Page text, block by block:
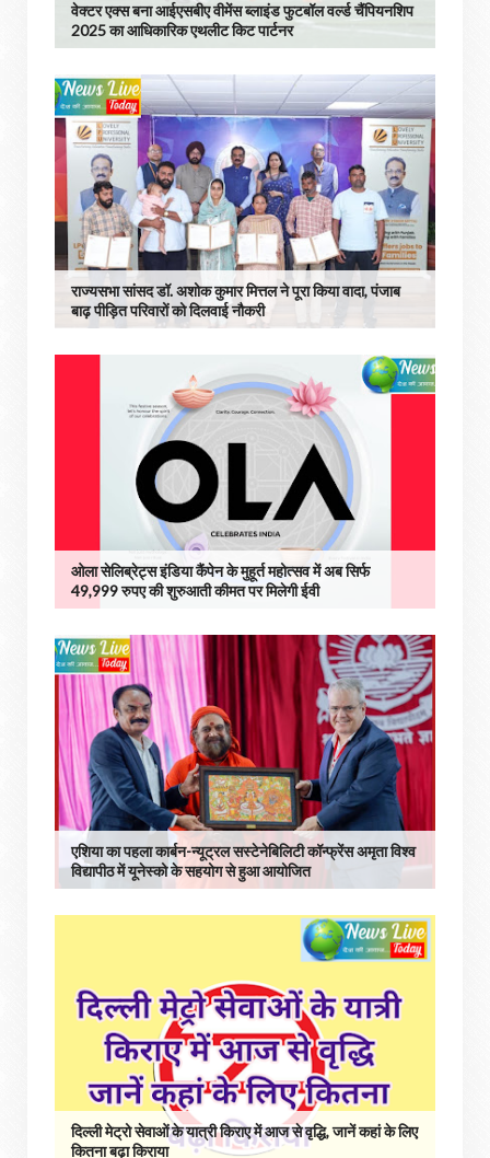
वेक्टर एक्स बना आईएसबीए वीमेंस ब्लाइंड फुटबॉल वर्ल्ड चैंपियनशिप
2025 का आधिकारिक एथलीट किट पार्टनर
राज्यसभा सांसद डॉ. अशोक कुमार मित्तल ने पूरा किया वादा, पंजाब
बाढ़ पीड़ित परिवारों को दिलवाई नौकरी
ओला सेलिब्रेट्स इंडिया कैंपेन के मुहूर्त महोत्सव में अब सिर्फ
49,999 रुपए की शुरुआती कीमत पर मिलेगी ईवी
एशिया का पहला कार्बन-न्यूट्रल सस्टेनेबिलिटी कॉन्फ्रेंस अमृता विश्व
विद्यापीठ में यूनेस्को के सहयोग से हुआ आयोजित
दिल्ली मेट्रो सेवाओं के यात्री किराए में आज से वृद्धि, जानें कहां के लिए
कितना बढ़ा किराया